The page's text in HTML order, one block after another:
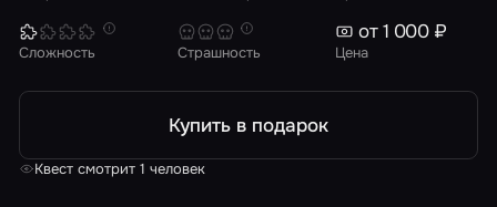
Сложность Страшность Цена
от 1 000 ₽
Купить в подарок
Квест смотрит 1 человек